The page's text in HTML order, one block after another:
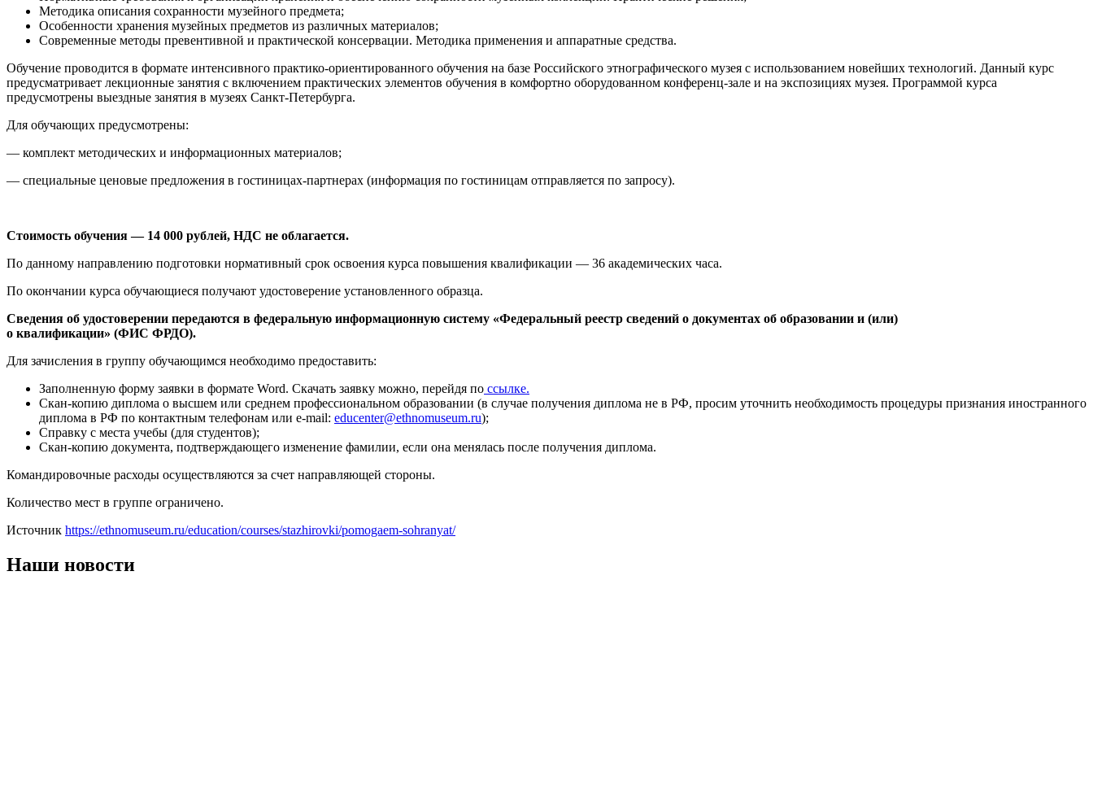
Методика описания сохранности музейного предмета;
Особенности хранения музейных предметов из различных материалов;
Современные методы превентивной и практической консервации. Методика применения и аппаратные средства.
Обучение проводится в формате интенсивного практико-ориентированного обучения на базе Российского этнографического музея с использованием новейших технологий. Данный курс
предусматривает лекционные занятия с включением практических элементов обучения в комфортно оборудованном конференц-зале и на экспозициях музея. Программой курса
предусмотрены выездные занятия в музеях Санкт-Петербурга.
Для обучающих предусмотрены:
— комплект методических и информационных материалов;
— специальные ценовые предложения в гостиницах-партнерах (информация по гостиницам отправляется по запросу).
Стоимость обучения — 14 000 рублей, НДС не облагается.
По данному направлению подготовки нормативный срок освоения курса повышения квалификации — 36 академических часа.
По окончании курса обучающиеся получают удостоверение установленного образца.
Сведения об удостоверении передаются в федеральную информационную систему «Федеральный реестр сведений о документах об образовании и (или)
о квалификации» (ФИС ФРДО).
Для зачисления в группу обучающимся необходимо предоставить:
Заполненную форму заявки в формате Word. Скачать заявку можно, перейдя по ссылке.
Скан-копию диплома о высшем или среднем профессиональном образовании (в случае получения диплома не в РФ, просим уточнить необходимость процедуры признания иностранного
диплома в РФ по контактным телефонам или e-mail: educenter@ethnomuseum.ru);
Справку с места учебы (для студентов);
Скан-копию документа, подтверждающего изменение фамилии, если она менялась после получения диплома.
Командировочные расходы осуществляются за счет направляющей стороны.
Количество мест в группе ограничено.
Источник https://ethnomuseum.ru/education/courses/stazhirovki/pomogaem-sohranyat/
Наши новости